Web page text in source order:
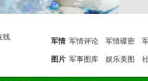
军情 军情评论 军情碟密
图片 军事图库 娱乐美图